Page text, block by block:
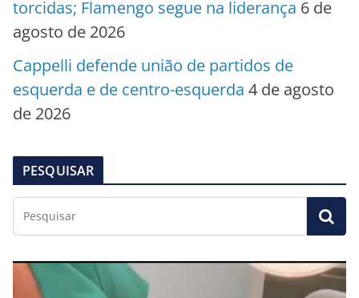
torcidas; Flamengo segue na liderança 6 de
agosto de 2026
Cappelli defende união de partidos de
esquerda e de centro-esquerda 4 de agosto
de 2026
PESQUISAR